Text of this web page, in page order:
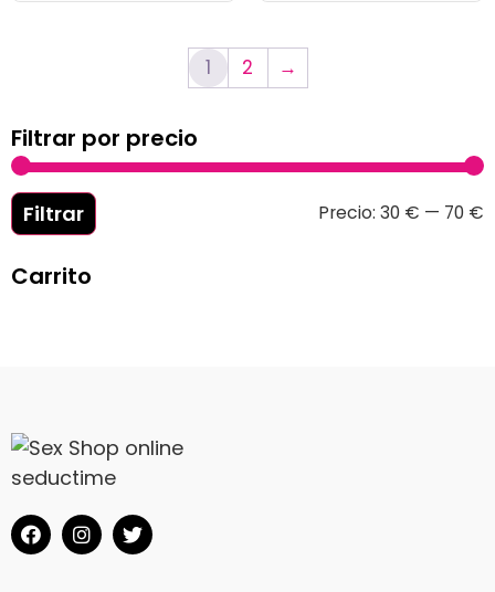
Filtrar por precio
Filtrar Precio: 30 € — 70 €
Carrito
1 2 →